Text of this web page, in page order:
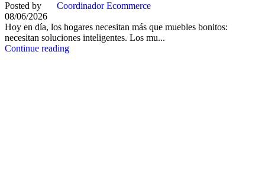
Posted by
Coordinador Ecommerce
08/06/2026
Hoy en día, los hogares necesitan más que muebles bonitos:
necesitan soluciones inteligentes. Los mu...
Continue reading